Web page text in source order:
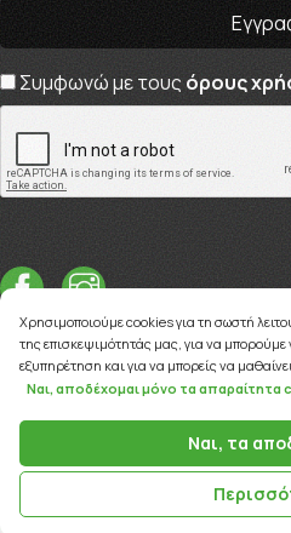
Συμφωνώ με τους όρους
Χρησιμοποιούμε cookies για τη σωστή
της επισκεψιμότητάς μας, για να
εξυπηρέτηση και για να μπορείς να
Ναι, αποδέχομαι μόνο τα απαραίτητα
Ναι, τα